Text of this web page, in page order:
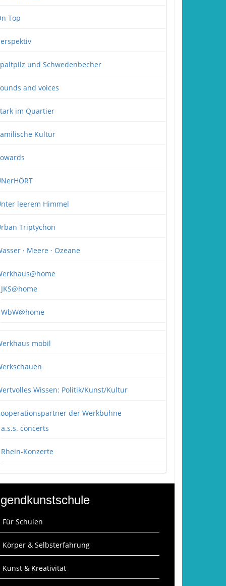
Top
und Schwedenbecher
and voices
im Quartier
Kultur
leerem Himmel
Triptychon
· Meere · Ozeane
JKS@home
WbW@home
mobil
Wissen: Politik/Kunst/Kultur
der Werkbühne
a.s.s. concerts
Rhein-Konzerte
Für Schulen
Körper & Selbsterfahrung
Kunst & Kreativität